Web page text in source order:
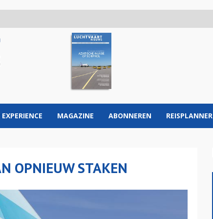
EXPERIENCE MAGAZINE ABONNEREN REISPLANNER
OPNIEUW STAKEN